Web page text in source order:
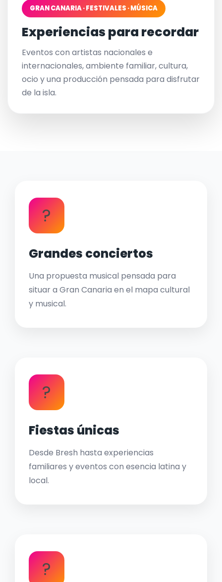
GRAN CANARIA · FESTIVALES · MÚSICA
Experiencias para recordar
Eventos con artistas nacionales e
internacionales, ambiente familiar, cultura,
ocio y una producción pensada para disfrutar
de la isla.
?
Grandes conciertos
Una propuesta musical pensada para
situar a Gran Canaria en el mapa cultural
y musical.
?
Fiestas únicas
Desde Bresh hasta experiencias
familiares y eventos con esencia latina y
local.
?